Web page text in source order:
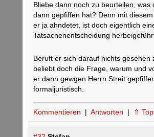
Bliebe dann noch zu beurteilen, was
dann gepfiffen hat? Denn mit
er ja ahndetet, ist doch eigentlich
Tatsachenentscheidung
Beruft er sich darauf nichts gesehen
beliebt doch die Frage, warum und
er dann gewgen Herrn Streit
formaljuristisch.
Kommentieren | Antworten | ⇑ Top